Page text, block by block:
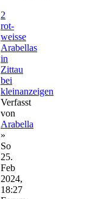
2
rot-
weisse
Arabellas
in
Zittau
bei
kleinanzeigen
Verfasst
von
Arabella
»
So
25.
Feb
2024,
18:27